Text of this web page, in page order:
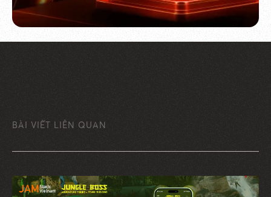
BÀI VIẾT LIÊN QUAN